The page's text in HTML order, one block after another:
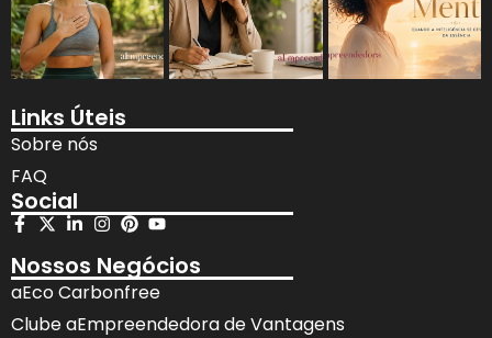
Links Úteis
Sobre nós
FAQ
Social
Nossos Negócios
aEco Carbonfree
Clube aEmpreendedora de Vantagens